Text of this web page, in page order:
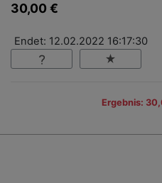
30,00 €
Endet: 12.02.2022 16:17:30
Ergebnis: